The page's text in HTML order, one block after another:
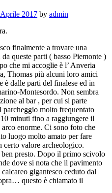
2017 by admin
finalmente a trovare una
queste parti ( basso Piemonte )
che mi accoglie è l’ Anveria
Thomas più alcuni loro amici
è dalle parti del finalese ed in
Montesordo. Non sembra
al bar , per cui si parte
parcheggio molto frequentato
minuti fino a raggiungere il
enorme. Ci sono foto che
luogo molto amato per fare
certo valore archeologico.
presto. Dopo il primo scivolo
dove si nota che il pavimento
gigantesco ceduto dal
questo è chiamato il